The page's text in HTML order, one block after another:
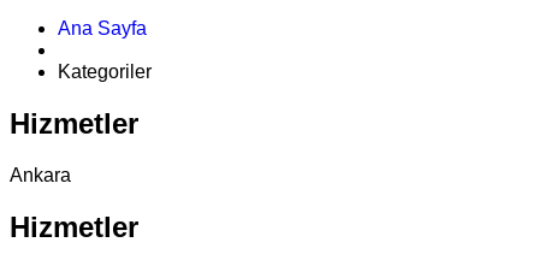
Ana Sayfa
Kategoriler
Hizmetler
Ankara
Hizmetler